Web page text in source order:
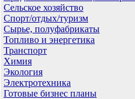
Сельское хозяйство
Спорт/отдых/туризм
Сырье, полуфабрикаты
Топливо и энергетика
Транспорт
Химия
Экология
Электротехника
Готовые бизнес планы